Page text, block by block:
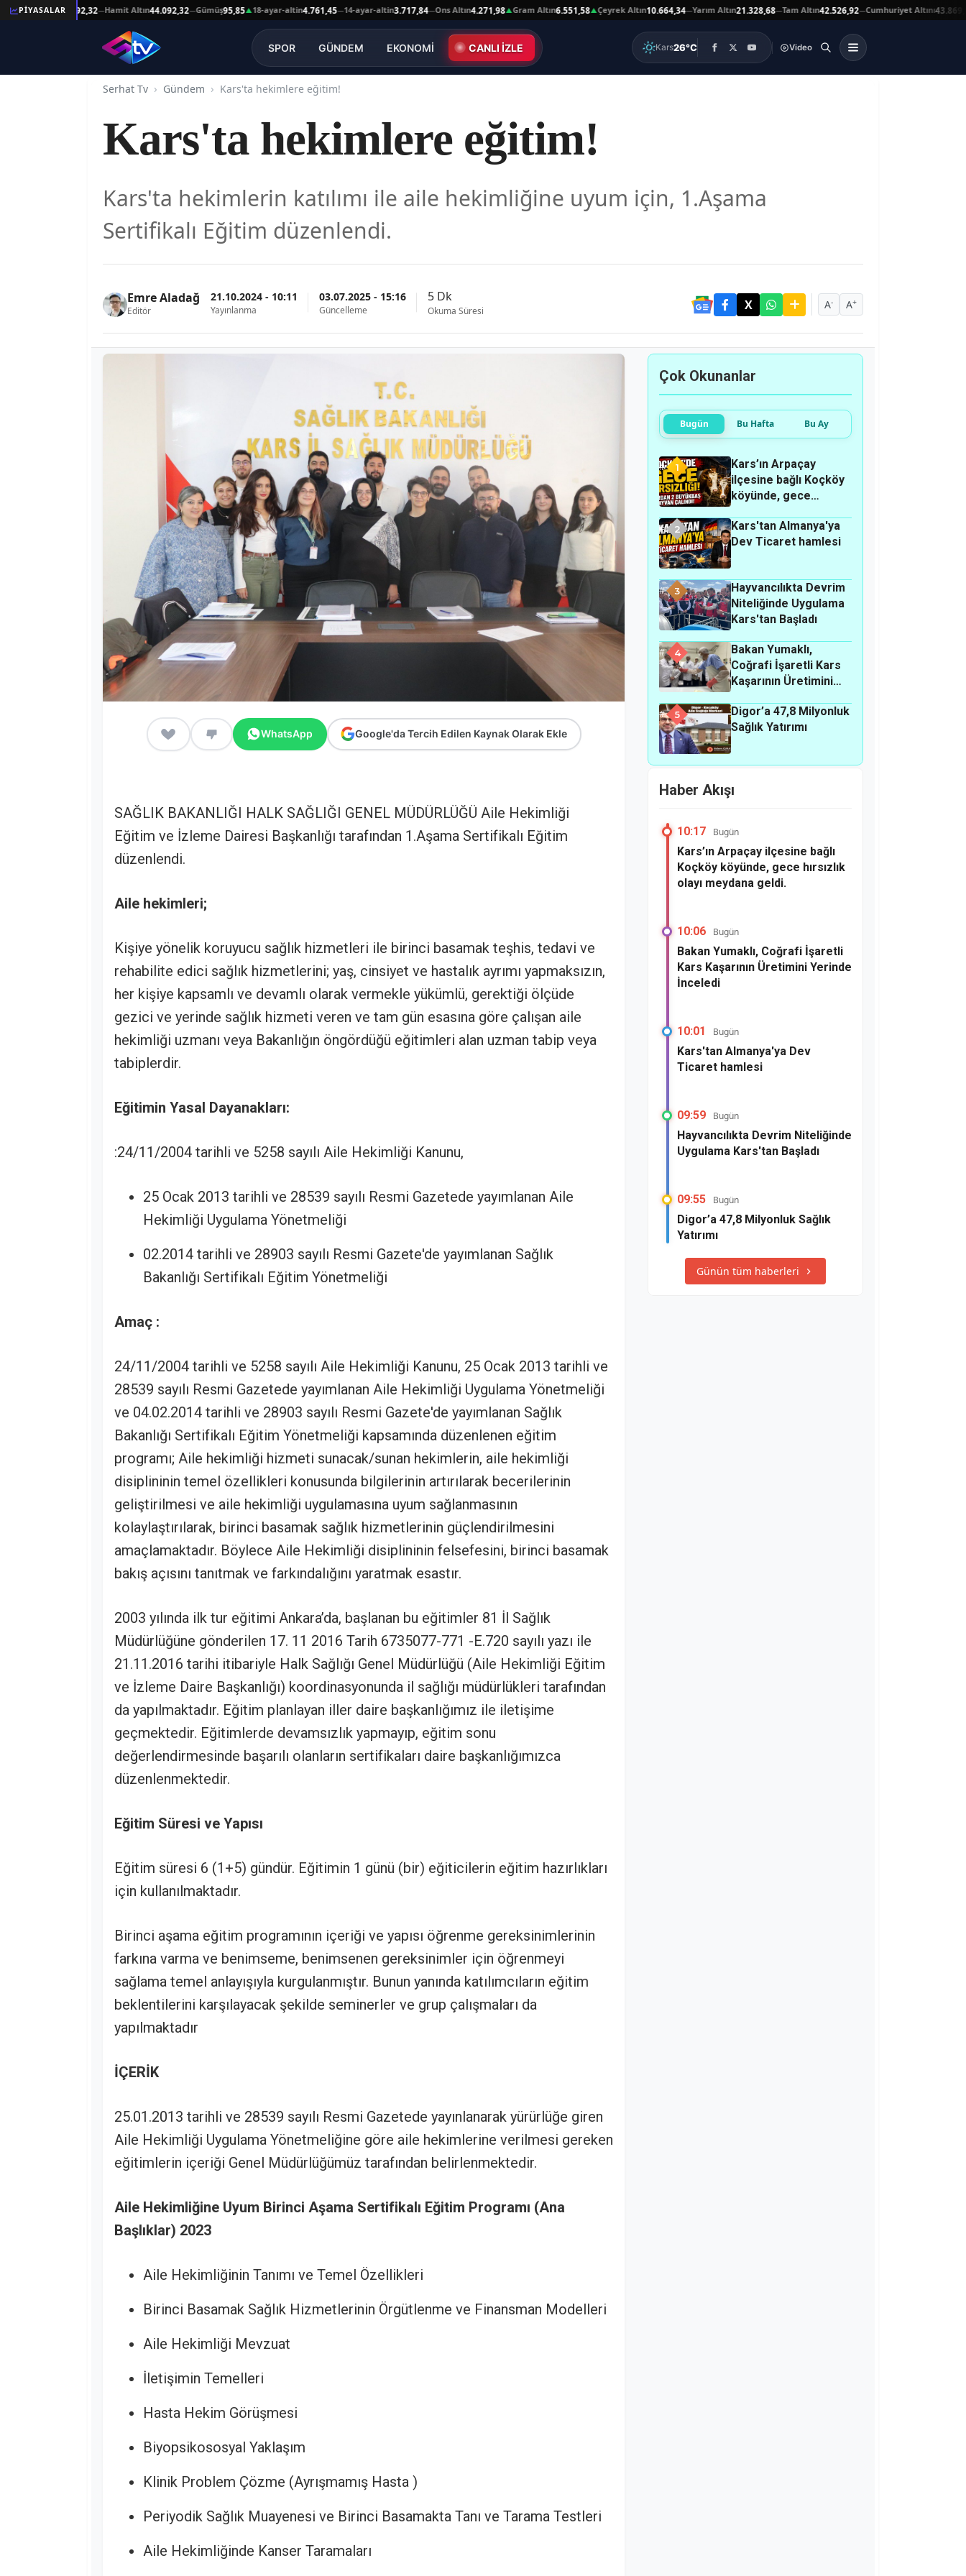
PİYASALAR
Altın44.092,32—Hamit Altın 44.092,32—Gümüş95,85▲18-ayar-altin4.761,45—14-ayar-altin3.717,84—Ons Altın4.271,98▲ Gram Altın 6.551,58▲ Çeyrek Altın 10.664,34—Yarım Altın 21.328,68—Tam Altın 42.526,92—Cumhuriyet Altını43.869,00▲
SPOR GÜNDEM EKONOMİ CANLI İZLE Kars26°C Video
Serhat Tv Gündem Kars'ta hekimlere eğitim!
Kars'ta hekimlere eğitim!
Kars'ta hekimlerin katılımı ile aile hekimliğine uyum için, 1.Aşama
Sertifikalı Eğitim düzenlendi.
Emre Aladağ
Editör
21.10.2024 - 10:11
Yayınlanma
03.07.2025 - 15:16
Güncelleme
5 Dk
Okuma Süresi A- A+
WhatsApp Google'da Tercih Edilen Kaynak Olarak Ekle
SAĞLIK BAKANLIĞI HALK SAĞLIĞI GENEL MÜDÜRLÜĞÜ Aile Hekimliği
Eğitim ve İzleme Dairesi Başkanlığı tarafından 1.Aşama Sertifikalı Eğitim
düzenlendi.
Aile hekimleri;
Kişiye yönelik koruyucu sağlık hizmetleri ile birinci basamak teşhis, tedavi ve
rehabilite edici sağlık hizmetlerini; yaş, cinsiyet ve hastalık ayrımı yapmaksızın,
her kişiye kapsamlı ve devamlı olarak vermekle yükümlü, gerektiği ölçüde
gezici ve yerinde sağlık hizmeti veren ve tam gün esasına göre çalışan aile
hekimliği uzmanı veya Bakanlığın öngördüğü eğitimleri alan uzman tabip veya
tabiplerdir.
Eğitimin Yasal Dayanakları:
:24/11/2004 tarihli ve 5258 sayılı Aile Hekimliği Kanunu,
25 Ocak 2013 tarihli ve 28539 sayılı Resmi Gazetede yayımlanan Aile
Hekimliği Uygulama Yönetmeliği
02.2014 tarihli ve 28903 sayılı Resmi Gazete'de yayımlanan Sağlık
Bakanlığı Sertifikalı Eğitim Yönetmeliği
Amaç :
24/11/2004 tarihli ve 5258 sayılı Aile Hekimliği Kanunu, 25 Ocak 2013 tarihli ve
28539 sayılı Resmi Gazetede yayımlanan Aile Hekimliği Uygulama Yönetmeliği
ve 04.02.2014 tarihli ve 28903 sayılı Resmi Gazete'de yayımlanan Sağlık
Bakanlığı Sertifikalı Eğitim Yönetmeliği kapsamında düzenlenen eğitim
programı; Aile hekimliği hizmeti sunacak/sunan hekimlerin, aile hekimliği
disiplininin temel özellikleri konusunda bilgilerinin artırılarak becerilerinin
geliştirilmesi ve aile hekimliği uygulamasına uyum sağlanmasının
kolaylaştırılarak, birinci basamak sağlık hizmetlerinin güçlendirilmesini
amaçlamaktadır. Böylece Aile Hekimliği disiplininin felsefesini, birinci basamak
bakış açısını tanıtmak ve farkındalığını yaratmak esastır.
2003 yılında ilk tur eğitimi Ankara’da, başlanan bu eğitimler 81 İl Sağlık
Müdürlüğüne gönderilen 17. 11 2016 Tarih 6735077-771 -E.720 sayılı yazı ile
21.11.2016 tarihi itibariyle Halk Sağlığı Genel Müdürlüğü (Aile Hekimliği Eğitim
ve İzleme Daire Başkanlığı) koordinasyonunda il sağlığı müdürlükleri tarafından
da yapılmaktadır. Eğitim planlayan iller daire başkanlığımız ile iletişime
geçmektedir. Eğitimlerde devamsızlık yapmayıp, eğitim sonu
değerlendirmesinde başarılı olanların sertifikaları daire başkanlığımızca
düzenlenmektedir.
Eğitim Süresi ve Yapısı
Eğitim süresi 6 (1+5) gündür. Eğitimin 1 günü (bir) eğiticilerin eğitim hazırlıkları
için kullanılmaktadır.
Birinci aşama eğitim programının içeriği ve yapısı öğrenme gereksinimlerinin
farkına varma ve benimseme, benimsenen gereksinimler için öğrenmeyi
sağlama temel anlayışıyla kurgulanmıştır. Bunun yanında katılımcıların eğitim
beklentilerini karşılayacak şekilde seminerler ve grup çalışmaları da
yapılmaktadır
İÇERİK
25.01.2013 tarihli ve 28539 sayılı Resmi Gazetede yayınlanarak yürürlüğe giren
Aile Hekimliği Uygulama Yönetmeliğine göre aile hekimlerine verilmesi gereken
eğitimlerin içeriği Genel Müdürlüğümüz tarafından belirlenmektedir.
Aile Hekimliğine Uyum Birinci Aşama Sertifikalı Eğitim Programı (Ana
Başlıklar) 2023
Aile Hekimliğinin Tanımı ve Temel Özellikleri
Birinci Basamak Sağlık Hizmetlerinin Örgütlenme ve Finansman Modelleri
Aile Hekimliği Mevzuat
İletişimin Temelleri
Hasta Hekim Görüşmesi
Biyopsikososyal Yaklaşım
Klinik Problem Çözme (Ayrışmamış Hasta )
Periyodik Sağlık Muayenesi ve Birinci Basamakta Tanı ve Tarama Testleri
Aile Hekimliğinde Kanser Taramaları
Çok Okunanlar
Bugün Bu Hafta Bu Ay
1
Kars’ın Arpaçay
ilçesine bağlı Koçköy
köyünde, gece
meydana geldi.
2
Kars'tan Almanya'ya
Dev Ticaret hamlesi
3
Hayvancılıkta Devrim
Niteliğinde Uygulama
Kars'tan Başladı
4
Bakan Yumaklı,
Coğrafi İşaretli Kars
Kaşarının Üretimini
5
Digor’a 47,8 Milyonluk
Sağlık Yatırımı
Haber Akışı
10:17 Bugün
Kars’ın Arpaçay ilçesine bağlı
Koçköy köyünde, gece hırsızlık
olayı meydana geldi.
10:06 Bugün
Bakan Yumaklı, Coğrafi İşaretli
Kars Kaşarının Üretimini Yerinde
İnceledi
10:01 Bugün
Kars'tan Almanya'ya Dev
Ticaret hamlesi
09:59 Bugün
Hayvancılıkta Devrim Niteliğinde
Uygulama Kars'tan Başladı
09:55 Bugün
Digor’a 47,8 Milyonluk Sağlık
Yatırımı
Günün tüm haberleri